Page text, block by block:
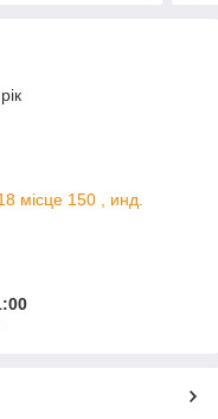
місце 150 , инд.